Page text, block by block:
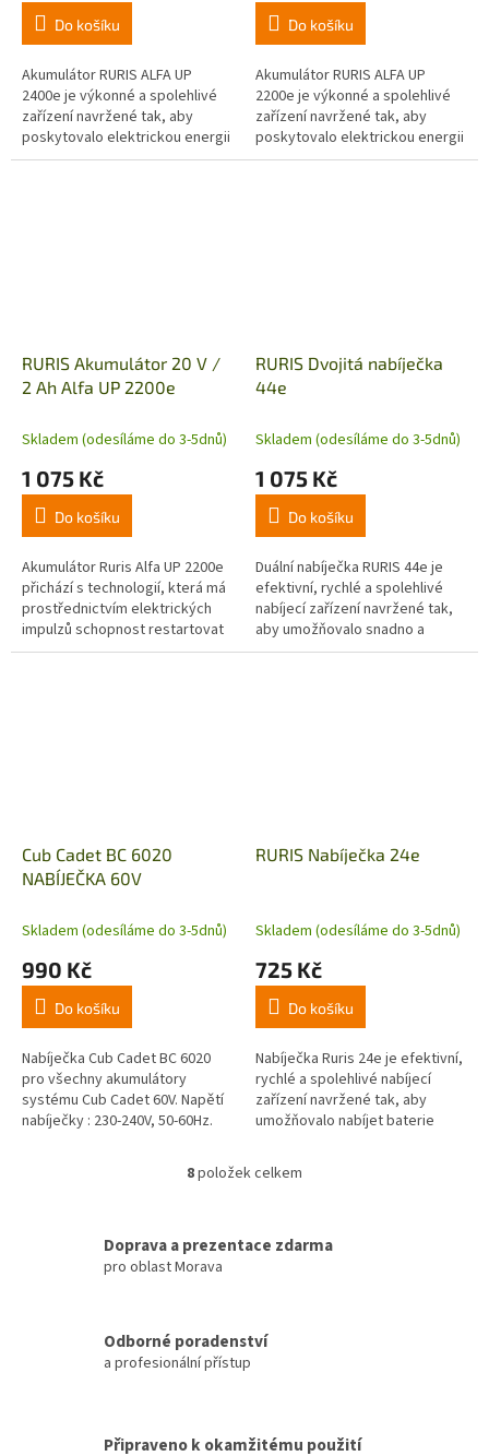
Do košíku
Akumulátor RURIS ALFA UP
2400e je výkonné a spolehlivé
zařízení navržené tak, aby
poskytovalo elektrickou energii
efektivním způsobem. Je
Do košíku
Akumulátor RURIS ALFA UP
2200e je výkonné a spolehlivé
zařízení navržené tak, aby
poskytovalo elektrickou energii
efektivním způsobem.
RURIS Akumulátor 20 V /
2 Ah Alfa UP 2200e
Skladem (odesíláme do 3-5dnů)
1 075 Kč
Do košíku
Akumulátor Ruris Alfa UP 2200e
přichází s technologií, která má
prostřednictvím elektrických
impulzů schopnost restartovat
akumulátor, když je vybitý nebo
RURIS Dvojitá nabíječka
44e
Skladem (odesíláme do 3-5dnů)
1 075 Kč
Do košíku
Duální nabíječka RURIS 44e je
efektivní, rychlé a spolehlivé
nabíjecí zařízení navržené tak,
aby umožňovalo snadno a
rychle nabíjet dva akumulátory.
Cub Cadet BC 6020
NABÍJEČKA 60V
Skladem (odesíláme do 3-5dnů)
990 Kč
Do košíku
Nabíječka Cub Cadet BC 6020
pro všechny akumulátory
systému Cub Cadet 60V. Napětí
nabíječky : 230-240V, 50-60Hz.
RURIS Nabíječka 24e
Skladem (odesíláme do 3-5dnů)
725 Kč
Do košíku
Nabíječka Ruris 24e je efektivní,
rychlé a spolehlivé nabíjecí
zařízení navržené tak, aby
umožňovalo nabíjet baterie
navržen tak, aby pracoval se...
O
á
p
r
8položek celkem
Doprava a prezentace zdarma
pro oblast Morava
Odborné poradenství
a profesionální přístup
Připraveno k okamžitému použití